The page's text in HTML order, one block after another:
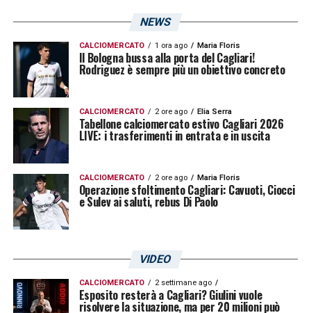
grande imbucata di Cherubini, in netta
crescita negli ultimi minuti
76′Cambio padroni di casa
e fuori Belloni
75′ Palomba si esibisce nell’ennesima uscita
cruciale ad eliminare le speranze di goal dei
giallorossi
73′ Sull’errore in uscita di Sulis si scatena
scaturisce un tiro forte ma centrale di
Pagano. Lolic para facilmente la conclusione
NEWS
CALCIOMERCATO 1 ora ago Maria Floris
Il Bologna bussa alla porta del Cagliari!
Rodriguez è sempre più un obiettivo concreto
CALCIOMERCATO 2 ore ago Elia Serra
Tabellone calciomercato estivo Cagliari 2026
LIVE: i trasferimenti in entrata e in uscita
CALCIOMERCATO 2 ore ago Maria Floris
Operazione sfoltimento Cagliari: Cavuoti, Ciocci
e Sulev ai saluti, rebus Di Paolo
VIDEO
CALCIOMERCATO 2 settimane ago
Esposito resterà a Cagliari? Giulini vuole
risolvere la situazione, ma per 20 milioni può